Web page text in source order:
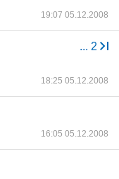
19:07 05.12.2008
... 2
18:25 05.12.2008
16:05 05.12.2008